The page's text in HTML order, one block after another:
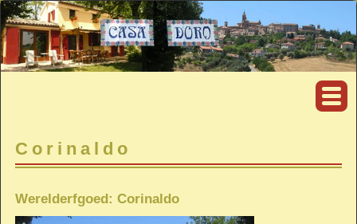
Corinaldo
Werelderfgoed: Corinaldo